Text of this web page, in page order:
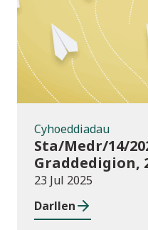
Cyhoeddiadau
Sta/Medr/14/
Graddedigion,
23 Jul 2025
Darllen